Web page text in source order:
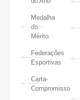
Medalha
do
Mérito
Federações
Esportivas
Carta-
Compromisso